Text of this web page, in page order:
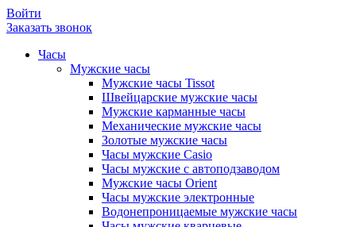
Войти
Заказать звонок
Часы
Мужские часы
Мужские часы Tissot
Швейцарские мужские часы
Мужские карманные часы
Механические мужские часы
Золотые мужские часы
Часы мужские Casio
Часы мужские с автоподзаводом
Мужские часы Orient
Часы мужские электронные
Водонепроницаемые мужские часы